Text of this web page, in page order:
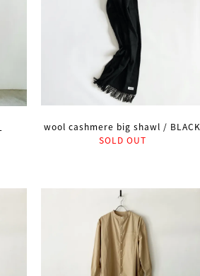
wool cashmere big shawl / BLACK
SOLD OUT